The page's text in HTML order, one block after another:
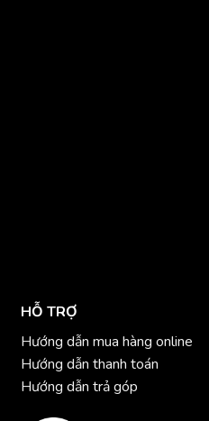
HỖ TRỢ
Hướng dẫn mua hàng online
Hướng dẫn thanh toán
Hướng dẫn trả góp